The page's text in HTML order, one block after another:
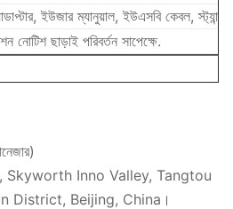
ইউজার ম্যানুয়াল, ইউএসবি কেবল,
নোটিশ ছাড়াই পরিবর্তন সাপেক্ষে.
Skyworth Inno Valley, Tangtou
District, Beijing, China।